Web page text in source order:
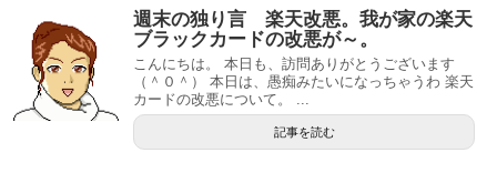
週末の独り言 楽天改悪。我が家の楽天
ブラックカードの改悪が～。
こんにちは。 本日も、訪問ありがとうございます
（＾０＾） 本日は、愚痴みたいになっちゃうわ 楽天
カードの改悪について。 ...
記事を読む